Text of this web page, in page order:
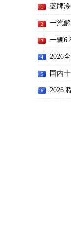
1 蓝牌
2 一汽
3 一辆
4 2026
5 国内
6 2026